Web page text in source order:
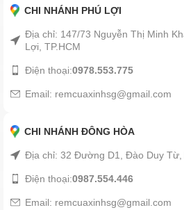
CHI NHÁNH PHÚ LỢI
Địa chỉ: 147/73 Nguyễn Thị Minh
Lợi, TP.HCM
Điện thoại:0978.553.775
Email: remcuaxinhsg@gmail.com
CHI NHÁNH ĐÔNG HÒA
Địa chỉ: 32 Đường D1, Đào Duy Từ,
Điện thoại:0987.554.446
Email: remcuaxinhsg@gmail.com